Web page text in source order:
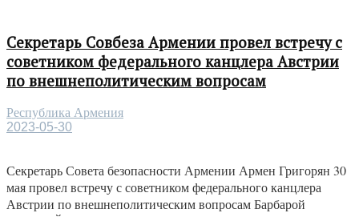
Секретарь Совбеза Армении провел встречу с
советником федерального канцлера Австрии
по внешнеполитическим вопросам
Республика Армения
2023-05-30
Секретарь Совета безопасности Армении Армен Григорян 30
мая провел встречу с советником федерального канцлера
Австрии по внешнеполитическим вопросам Барбарой